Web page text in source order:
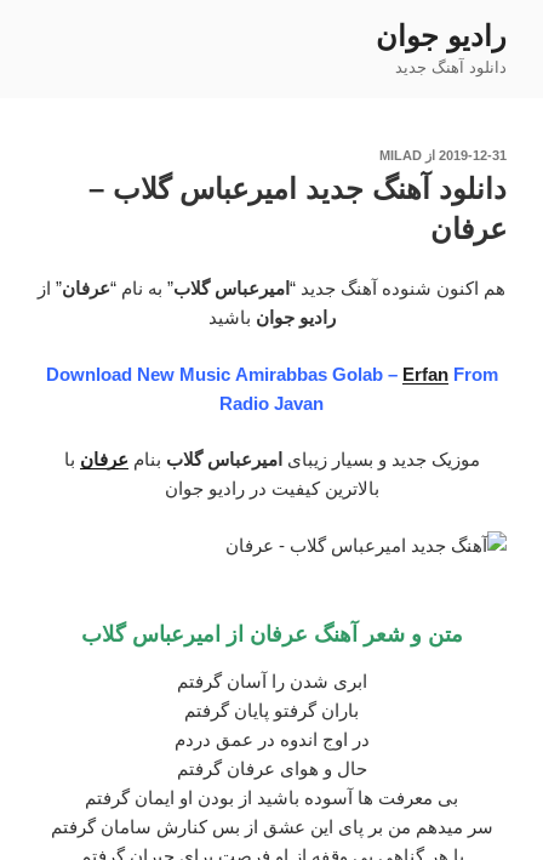
محتوا
رادیو جوان
دانلود آهنگ جدید
نوشته‌شده
2019-12-31 از MILAD
دانلود آهنگ جدید امیرعباس گلاب –
عرفان
هم اکنون شنوده آهنگ جدید “ امیرعباس گلاب” به نام “عرفان” از
رادیو جوان باشید
Download New Music Amirabbas Golab – ErfanFrom
Radio Javan
موزیک جدید و بسیار زیبای امیرعباس گلاب بنام عرفان با
بالاترین کیفیت در رادیو جوان
متن و شعر آهنگ عرفان از امیرعباس گلاب
ابری شدن را آسان گرفتم
باران گرفتو پایان گرفتم
در اوج اندوه در عمق دردم
حال و هوای عرفان گرفتم
بی معرفت ها آسوده باشید از بودن او ایمان گرفتم
سر میدهم من بر پای این عشق از بس کنارش سامان گرفتم
با هر گناهی بی وقفه از او فرصت برای جبران گرفتم